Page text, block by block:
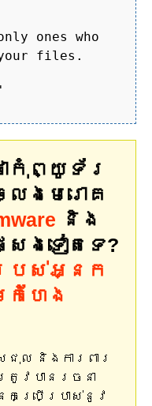
ones who
files.
កុំព្យូទ័រ
ងមេរោគ
និង
េងទៀតទេ?
បស់អ្នក
កំហែង
ជុល និងការពារ
រូវបានរចនា
ប្រើប្រាស់នូវ